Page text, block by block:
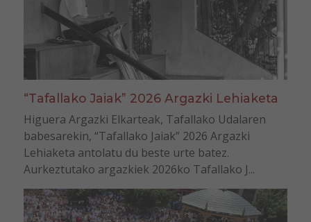
“Tafallako Jaiak” 2026 Argazki Lehiaketa
Higuera Argazki Elkarteak, Tafallako Udalaren
babesarekin, “Tafallako Jaiak” 2026 Argazki
Lehiaketa antolatu du beste urte batez.
Aurkeztutako argazkiek 2026ko Tafallako J...